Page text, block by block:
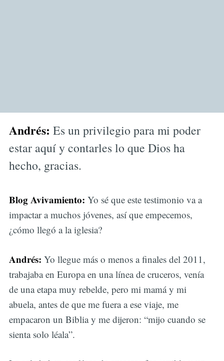
Andrés: Es un privilegio para mi poder
estar aquí y contarles lo que Dios ha
hecho, gracias.
Blog Avivamiento: Yo sé que este testimonio va a
impactar a muchos jóvenes, así que empecemos,
¿cómo llegó a la iglesia?
Andrés: Yo llegue más o menos a finales del 2011,
trabajaba en Europa en una línea de cruceros, venía
de una etapa muy rebelde, pero mi mamá y mi
abuela, antes de que me fuera a ese viaje, me
empacaron un Biblia y me dijeron: “mijo cuando se
sienta solo léala”.